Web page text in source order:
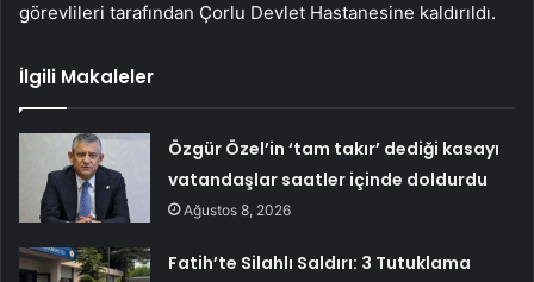
görevlileri tarafından Çorlu Devlet Hastanesine kaldırıldı.
İlgili Makaleler
Özgür Özel’in ‘tam takır’ dediği kasayı
vatandaşlar saatler içinde doldurdu
Ağustos 8, 2026
Fatih’te Silahlı Saldırı: 3 Tutuklama